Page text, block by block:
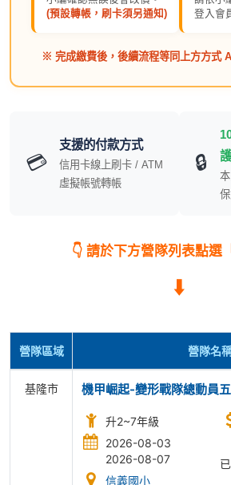
(預設轉帳，刷卡須另通知)
登入會
※ 完成繳費後，後續流程等同上方方式
💳
支援的付款方式
信用卡線上刷卡 / ATM
虛擬帳號轉帳
🔒
護
👇 請於下方營隊列表點選
⬇️
營隊區域 營隊名
基隆市 機甲崛起-變形戰隊總動員五
升2~7年級
2026-08-03
2026-08-07
信義國小